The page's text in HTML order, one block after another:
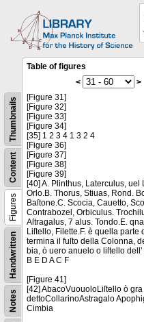
Notes
Handwritten
Figures
Content
Thumbnails
Table of figures
<
>
[Figure 31]
[Figure 32]
[Figure 33]
[Figure 34]
[35] 1 2 3 4 1 3 2 4
[Figure 36]
[Figure 37]
[Figure 38]
[Figure 39]
[40] A. Plinthus, Laterculus, uel
Orlo.B. Thorus, Stiuas, Rond.
Baſtone.C. Scocia, Cauetto,
Contrabozel, Orbiculus.
Aſtragalus, 7 alus. Tondo.E.
Liſtello, Filette.F. è quella parte
termina il fuſto della Colonna,
bia, ò uero anuelo o liſtello
B E D A C F
[Figure 41]
[42] AbacoVuouoloLiſtello ò gra
dettoCollarinoAstragalo
Cimbia